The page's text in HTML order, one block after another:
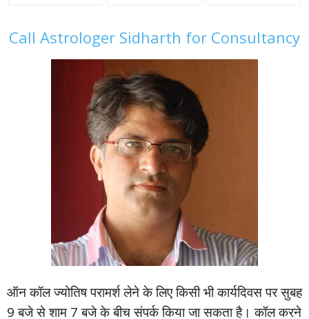
Call Astrologer Sidharth for Consultancy
ऑन कॉल ज्‍योतिष परामर्श लेने के लिए किसी भी कार्यदिवस पर सुबह
9 बजे से शाम 7 बजे के बीच संपर्क किया जा सकता है। कॉल करने